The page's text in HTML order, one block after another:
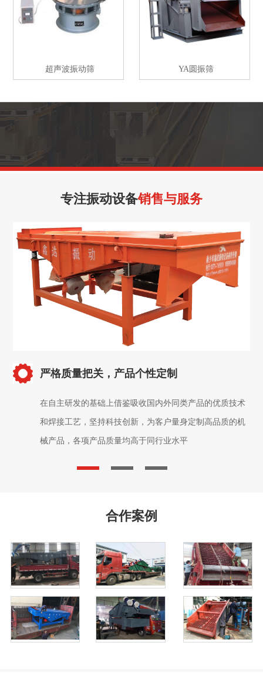
超声波振动筛 YA圆振筛
专注振动设备销售与服务
严格质量把关，产品个性定制
在自主研发的基础上借鉴吸收国内外同类产品的优质技术
和焊接工艺，坚持科技创新，为客户量身定制高品质的机
械产品，各项产品质量均高于同行业水平
合作案例